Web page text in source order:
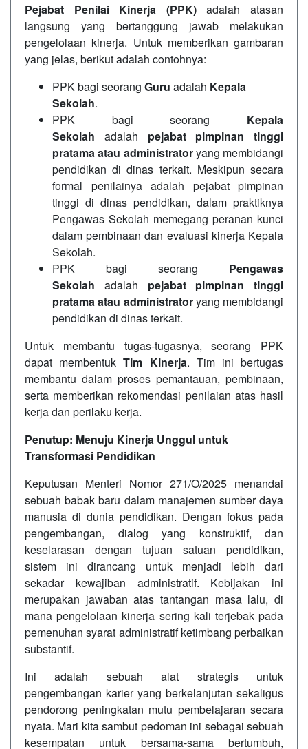
Pejabat Penilai Kinerja (PPK)adalah atasan
langsung yang bertanggung jawab melakukan
pengelolaan kinerja. Untuk memberikan gambaran
yang jelas, berikut adalah contohnya:
PPK bagi seorang Guru adalah Kepala
Sekolah.
PPK bagi seorang Kepala
Sekolah adalah pejabat pimpinan tinggi
pratama atau administratoryang membidangi
pendidikan di dinas terkait. Meskipun secara
formal penilainya adalah pejabat pimpinan
tinggi di dinas pendidikan, dalam praktiknya
Pengawas Sekolah memegang peranan kunci
dalam pembinaan dan evaluasi kinerja Kepala
Sekolah.
PPK bagi seorang Pengawas
Sekolah adalah pejabat pimpinan tinggi
pratama atau administratoryang membidangi
pendidikan di dinas terkait.
Untuk membantu tugas-tugasnya, seorang PPK
dapat membentukTim Kinerja. Tim ini bertugas
membantu dalam proses pemantauan, pembinaan,
serta memberikan rekomendasi penilaian atas hasil
kerja dan perilaku kerja.
Penutup: Menuju Kinerja Unggul untuk
Transformasi Pendidikan
Keputusan Menteri Nomor 271/O/2025 menandai
sebuah babak baru dalam manajemen sumber daya
manusia di dunia pendidikan. Dengan fokus pada
pengembangan, dialog yang konstruktif, dan
keselarasan dengan tujuan satuan pendidikan,
sistem ini dirancang untuk menjadi lebih dari
sekadar kewajiban administratif. Kebijakan ini
merupakan jawaban atas tantangan masa lalu, di
mana pengelolaan kinerja sering kali terjebak pada
pemenuhan syarat administratif ketimbang perbaikan
substantif.
Ini adalah sebuah alat strategis untuk
pengembangan karier yang berkelanjutan sekaligus
pendorong peningkatan mutu pembelajaran secara
nyata. Mari kita sambut pedoman ini sebagai sebuah
kesempatan untuk bersama-sama bertumbuh,